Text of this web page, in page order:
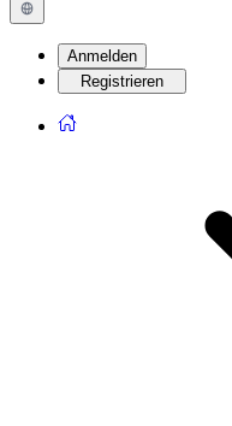
Anmelden
Registrieren